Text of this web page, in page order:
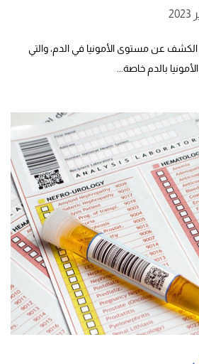
عن مستوى الأمونيا في الدم، والتي
بالدم خاصة...